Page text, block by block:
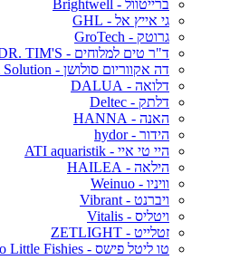
ברייטוול - Brightwell
גי אייץ אל - GHL
גרוטק - GroTech
ד"ר טים למלוחים - DR. TIM'S
דה אקווריום סולושן - The Aquarium Solution
דלואה - DALUA
דלתק - Deltec
האנה - HANNA
הידור - hydor
היי טי איי - ATI aquaristik
הילאה - HAILEA
וויניו - Weinuo
ויברנט - Vibrant
ויטליס - Vitalis
זטלייט - ZETLIGHT
טו ליטל פישס - Two Little Fishies